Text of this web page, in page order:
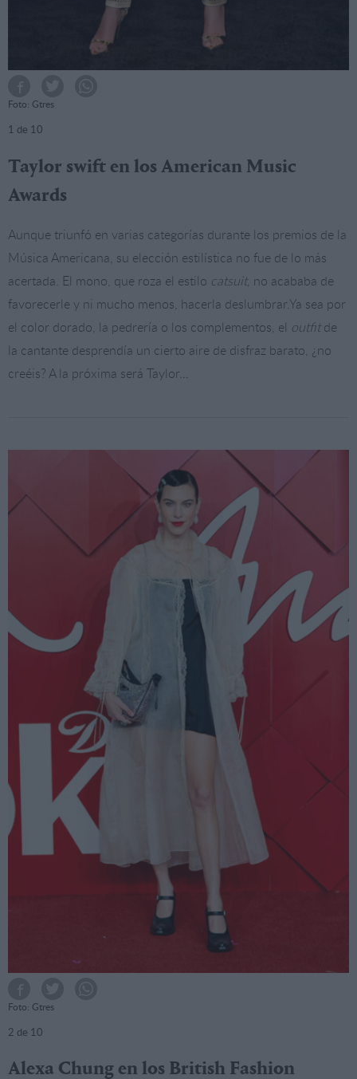
Foto: Gtres
1 de 10
Taylor swift en los American Music
Awards
Aunque triunfó en varias categorías durante los premios de la
Música Americana, su elección estilística no fue de lo más
acertada. El mono, que roza el estilo catsuit, no acababa de
favorecerle y ni mucho menos, hacerla deslumbrar.Ya sea por
el color dorado, la pedrería o los complementos, el outfitde
la cantante desprendía un cierto aire de disfraz barato, ¿no
creéis? A la próxima será Taylor…
Foto: Gtres
2 de 10
Alexa Chung en los British Fashion